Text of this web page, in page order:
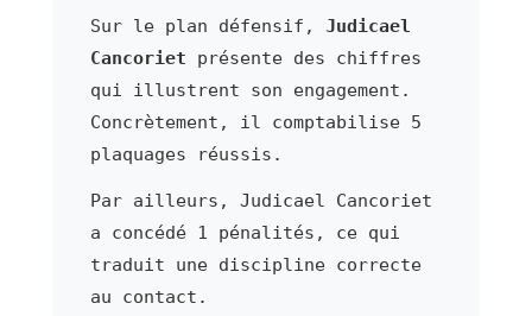
Sur le plan défensif, Judicael
Cancoriet présente des chiffres
qui illustrent son engagement.
Concrètement, il comptabilise 5
plaquages réussis.
Par ailleurs, Judicael Cancoriet
a concédé 1 pénalités, ce qui
traduit une discipline correcte
au contact.